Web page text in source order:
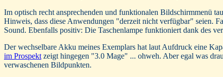
Im optisch recht ansprechenden und funktionalen Bildschirmmenü
Hinweis, dass diese Anwendungen "derzeit nicht verfügbar" seien.
Sound. Ebenfalls positiv: Die Taschenlampe funktioniert dank des
Der wechselbare Akku meines Exemplars hat laut Aufdruck eine
im Prospekt zeigt hingegen "3.0 Mage" ... ohweh. Aber egal was
verwaschenen Bildpunkten.